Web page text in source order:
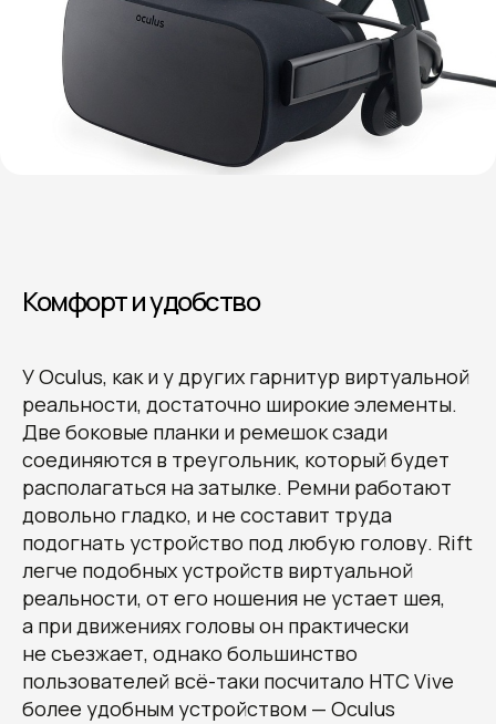
Комфорт и удобство
У Oculus, как и у других гарнитур виртуальной
реальности, достаточно широкие элементы.
Две боковые планки и ремешок сзади
соединяются в треугольник, который будет
располагаться на затылке. Ремни работают
довольно гладко, и не составит труда
подогнать устройство под любую голову. Rift
легче подобных устройств виртуальной
реальности, от его ношения не устает шея,
а при движениях головы он практически
не съезжает, однако большинство
пользователей всё-таки посчитало HTC Vive
более удобным устройством — Oculus